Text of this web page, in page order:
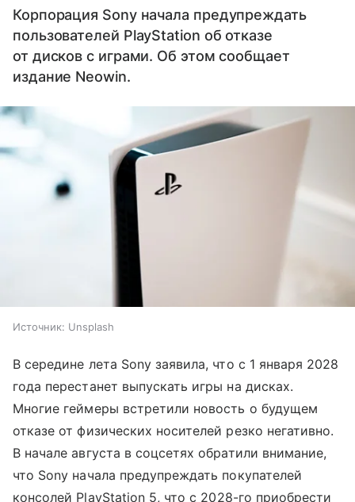
Корпорация Sony начала предупреждать
пользователей PlayStation об отказе
от дисков с играми. Об этом сообщает
издание Neowin.
Источник: Unsplash
В середине лета Sony заявила, что с 1 января 2028
года перестанет выпускать игры на дисках.
Многие геймеры встретили новость о будущем
отказе от физических носителей резко негативно.
В начале августа в соцсетях обратили внимание,
что Sony начала предупреждать покупателей
консолей PlayStation 5, что с 2028-го приобрести